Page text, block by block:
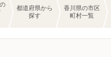
都道府県から
探す
香川県の市区
町村一覧